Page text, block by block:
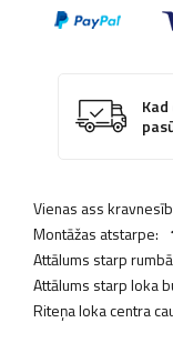
Vienas ass
Montāžas atstarpe:
Attālums starp
Attālums starp loka
Riteņa loka centra